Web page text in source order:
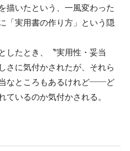
描いたという、一風変わった
「実用書の作り方」という隠
したとき、〝実用性・妥当
さに気付かされたが、それら
なところもあるけれど――ど
いるのか気付かされる。